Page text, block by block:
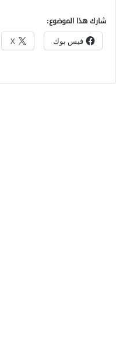
شارك هذا الموضوع:
فيس بوك X